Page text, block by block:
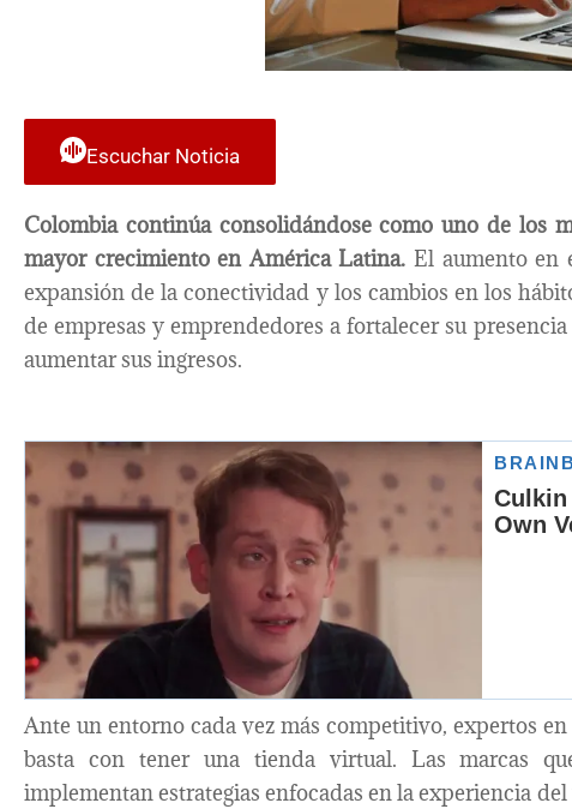
Escuchar Noticia
Colombia continúa consolidándose como uno de los
mayor crecimiento en América Latina. El aumento en
expansión de la conectividad y los cambios en los
de empresas y emprendedores a fortalecer su
aumentar sus ingresos.
Ante un entorno cada vez más competitivo, expertos
basta con tener una tienda virtual. Las marcas
implementan estrategias enfocadas en la experiencia